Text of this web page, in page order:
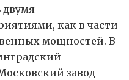
как в части
мощностей. В
завод